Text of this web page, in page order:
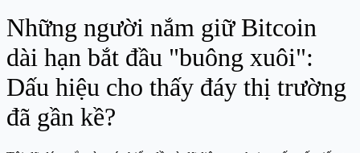
Những người nắm giữ Bitcoin
dài hạn bắt đầu "buông xuôi":
Dấu hiệu cho thấy đáy thị trường
đã gần kề?